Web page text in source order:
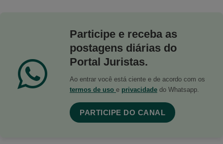
Participe e receba as
postagens diárias do
Portal Juristas.
Ao entrar você está ciente e de acordo com os
termos de uso e privacidade do Whatsapp.
PARTICIPE DO CANAL